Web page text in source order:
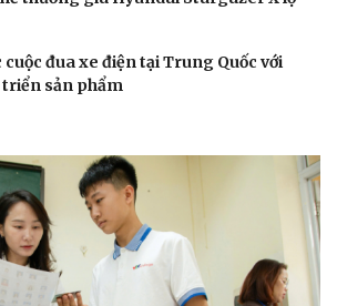
đua xe điện tại Trung Quốc với
sản phẩm